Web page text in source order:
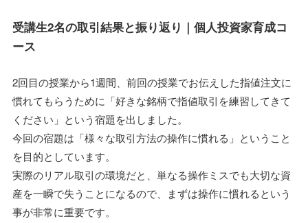
受講生2名の取引結果と振り返り｜個人投資家育成コ
ース
2回目の授業から1週間、前回の授業でお伝えした指値注文に
慣れてもらうために「好きな銘柄で指値取引を練習してきて
ください」という宿題を出しました。
今回の宿題は「様々な取引方法の操作に慣れる」ということ
を目的としています。
実際のリアル取引の環境だと、単なる操作ミスでも大切な資
産を一瞬で失うことになるので、まずは操作に慣れるという
事が非常に重要です。